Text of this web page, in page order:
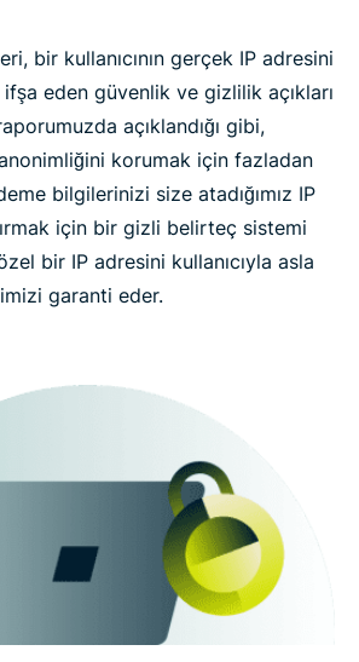
bir kullanıcının gerçek IP adresini
eden güvenlik ve gizlilik açıkları
açıklandığı gibi,
anonimliğini korumak için fazladan
bilgilerinizi size atadığımız IP
için bir gizli belirteç sistemi
bir IP adresini kullanıcıyla asla
garanti eder.